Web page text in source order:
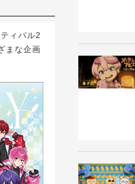
ィバル2
まな企画